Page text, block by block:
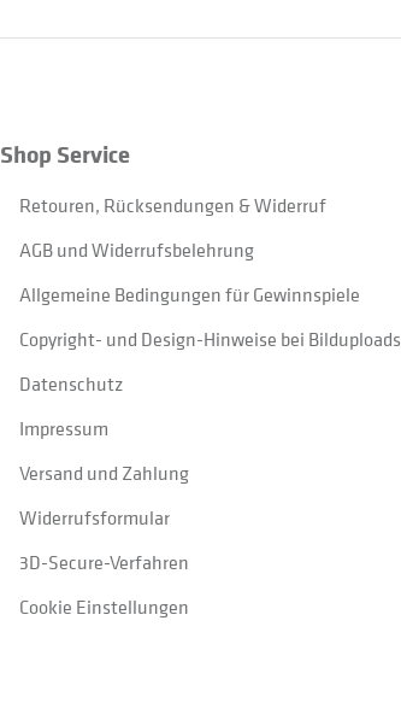
Shop Service
Retouren, Rücksendungen & Widerruf
AGB und Widerrufsbelehrung
Allgemeine Bedingungen für Gewinnspiele
Copyright- und Design-Hinweise bei Bilduploads
Datenschutz
Impressum
Versand und Zahlung
Widerrufsformular
3D-Secure-Verfahren
Cookie Einstellungen